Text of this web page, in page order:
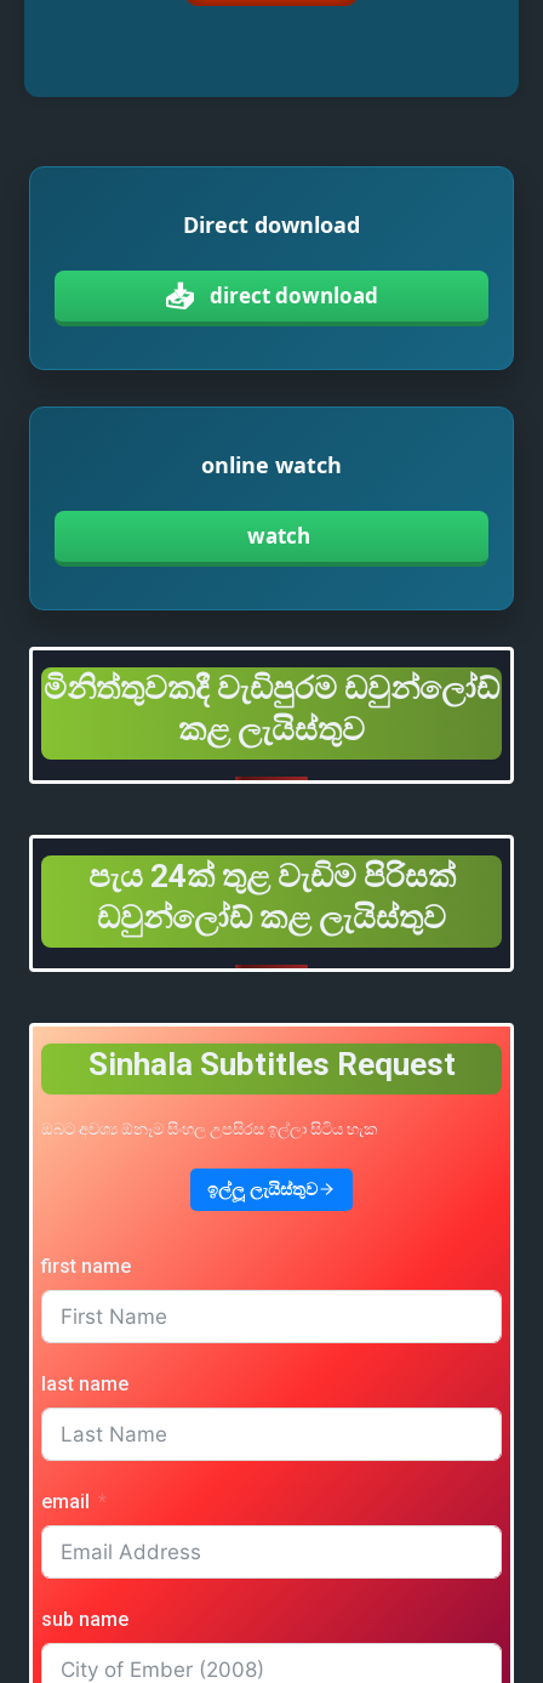
Direct download
📥 direct download
online watch
watch
මිනිත්තුවකදී වැඩිපුරම ඩවුන්ලෝඩ්
කළ ලැයිස්තුව
පැය 24ක් තුළ වැඩිම පිරිසක්
ඩවුන්ලෝඩ් කළ ලැයිස්තුව
Sinhala Subtitles Request
ඔබට අවශ්‍ය ඕනෑම සිංහල උපසිරස ඉල්ලා සිටිය හැක
ඉල්ලූ ලැයිස්තුව
first name
last name
email
sub name